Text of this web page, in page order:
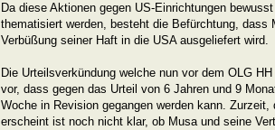
Da diese Aktionen gegen US-Einrichtungen
thematisiert werden, besteht die Befürchtung, dass
Verbüßung seiner Haft in die USA ausgeliefert wird.
Die Urteilsverkündung welche nun vor dem OLG
vor, dass gegen das Urteil von 6 Jahren und 9
Woche in Revision gegangen werden kann. Zurzeit,
erscheint ist noch nicht klar, ob Musa und seine